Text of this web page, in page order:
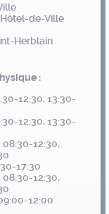
de-Ville
Herblain
:
12:30, 13:30-
12:30, 13:30-
08:30-12:30,
17:30
08:30-12:30,
12:00